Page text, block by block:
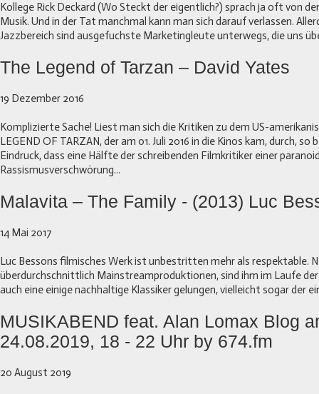
Kollege Rick Deckard (Wo Steckt der eigentlich?) sprach ja oft von
Musik. Und in der Tat manchmal kann man sich darauf verlassen.
Jazzbereich sind ausgefuchste Marketingleute unterwegs, die uns
The Legend of Tarzan – David Yates
19 Dezember 2016
Komplizierte Sache! Liest man sich die Kritiken zu dem US-
LEGEND OF TARZAN, der am 01. Juli 2016 in die Kinos kam, durch,
Eindruck, dass eine Hälfte der schreibenden Filmkritiker einer
Rassismusverschwörung...
Malavita – The Family - (2013) Luc
14 Mai 2017
Luc Bessons filmisches Werk ist unbestritten mehr als respektable.
überdurchschnittlich Mainstreamproduktionen, sind ihm im Laufe
auch eine einige nachhaltige Klassiker gelungen, vielleicht sogar der
MUSIKABEND feat. Alan Lomax Blog
24.08.2019, 18 - 22 Uhr by 674.fm
20 August 2019